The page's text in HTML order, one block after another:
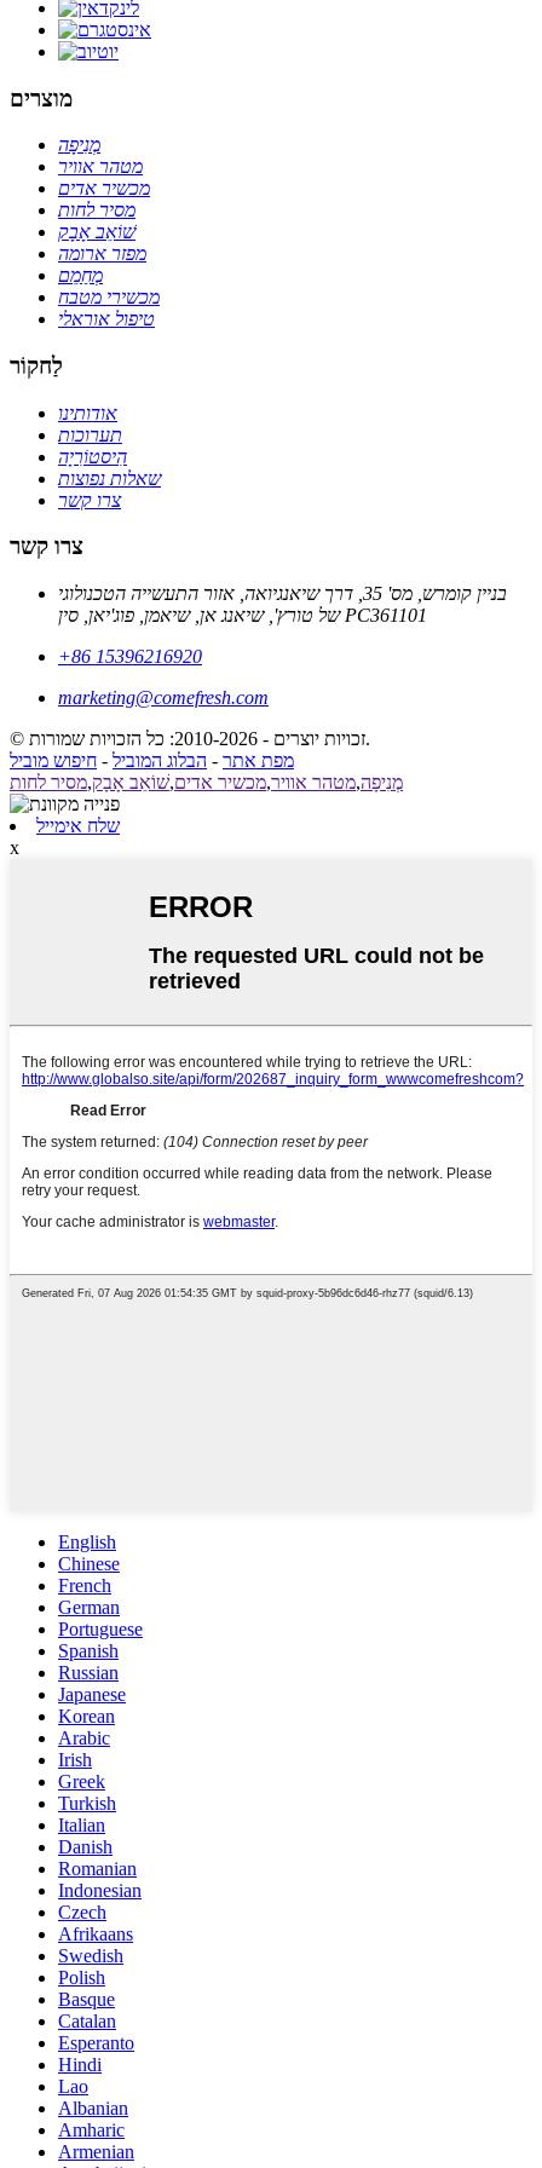
מוצרים
מְנִיפָה
מטהר אוויר
מכשיר אדים
מסיר לחות
שׁוֹאֵב אָבָק
מפזר ארומה
מְחַמֵם
מכשירי מטבח
טיפול אוראלי
לַחקוֹר
אודותינו
תערוכות
הִיסטוֹרִיָה
שאלות נפוצות
צרו קשר
צרו קשר
בניין קומרש, מס' 35, דרך שיאנגיואה, אזור התעשייה הטכנולוגי
של טורץ', שיאנג אן, שיאמן, פוג'יאן, סין PC361101
+86 15396216920
marketing@comefresh.com
© זכויות יוצרים - 2010-2026: כל הזכויות שמורות.
מפת אתר - הבלוג המוביל - חיפוש מוביל
מְנִיפָה,מטהר אוויר,מכשיר אדים,שׁוֹאֵב אָבָק,מסיר לחות
שלח אימייל
x
English
Chinese
French
German
Portuguese
Spanish
Russian
Japanese
Korean
Arabic
Irish
Greek
Turkish
Italian
Danish
Romanian
Indonesian
Czech
Afrikaans
Swedish
Polish
Basque
Catalan
Esperanto
Hindi
Lao
Albanian
Amharic
Armenian